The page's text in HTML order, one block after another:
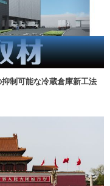
制可能な冷蔵倉庫新工法